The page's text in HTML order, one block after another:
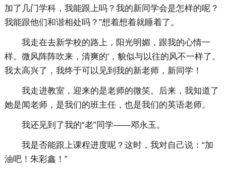
加了几门学科，我能跟上吗？我的新同学会是怎样的呢？
我能跟他们和谐相处吗？”想着想着就睡着了。
我走在去新学校的路上，阳光明媚，跟我的心情一
样。微风阵阵吹来，清爽的'，貌似与以往的风不一样了。
我太高兴了，我终于可以见到我的新老师，新同学！
我走进教室，迎来的是老师的微笑。后来，我知道了
她是闻老师，是我们的班主任，也是我们的英语老师。
我还见到了我的“老”同学——邓永玉。
我是否能跟上课程进度呢？这时，我对自己说：“加
油吧！朱彩鑫！”